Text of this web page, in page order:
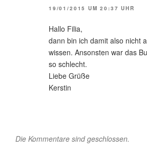
19/01/2015 UM 20:37 UHR
Hallo Filia,
dann bin ich damit also nicht
wissen. Ansonsten war das
so schlecht.
Liebe Grüße
Kerstin
Die Kommentare sind geschlossen.